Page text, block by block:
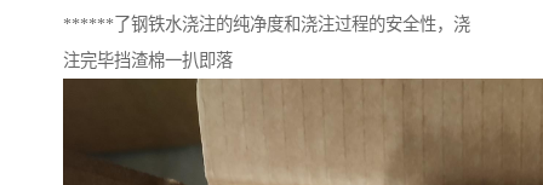
******了钢铁水浇注的纯净度和浇注过程的安全性，浇
注完毕挡渣棉一扒即落